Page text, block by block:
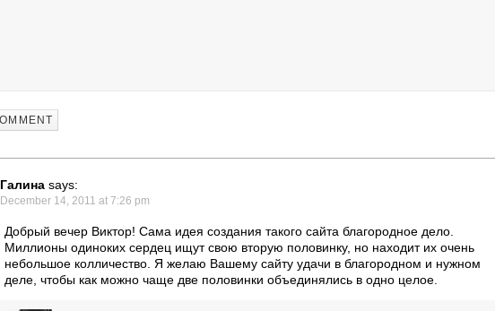
Галина says:
December 14, 2011 at 7:26 pm
Добрый вечер Виктор! Сама идея создания такого сайта благородное дело.
Миллионы одиноких сердец ищут свою вторую половинку, но находит их очень
небольшое колличество. Я желаю Вашему сайту удачи в благородном и нужном
деле, чтобы как можно чаще две половинки объединялись в одно целое.